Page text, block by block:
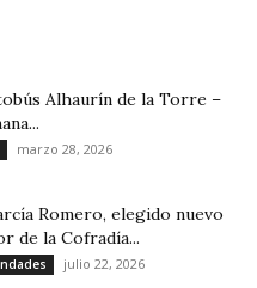
Alhaurín de la Torre –
marzo 28, 2026
Romero, elegido nuevo
de la Cofradía...
julio 22, 2026